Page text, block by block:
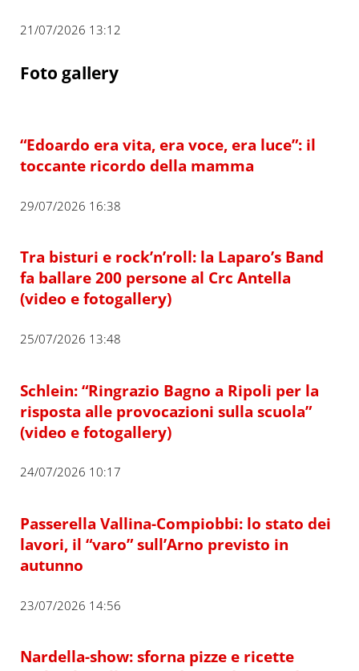
21/07/2026 13:12
Foto gallery
“Edoardo era vita, era voce, era luce”: il
toccante ricordo della mamma
29/07/2026 16:38
Tra bisturi e rock’n’roll: la Laparo’s Band
fa ballare 200 persone al Crc Antella
(video e fotogallery)
25/07/2026 13:48
Schlein: “Ringrazio Bagno a Ripoli per la
risposta alle provocazioni sulla scuola”
(video e fotogallery)
24/07/2026 10:17
Passerella Vallina-Compiobbi: lo stato dei
lavori, il “varo” sull’Arno previsto in
autunno
23/07/2026 14:56
Nardella-show: sforna pizze e ricette